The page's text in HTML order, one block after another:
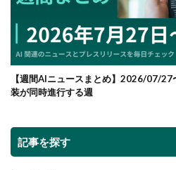
【週間AIニュースまとめ】2026/07/
装が同時進行する週
記事を探す